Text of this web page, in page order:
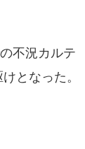
不況カルテ
となった。